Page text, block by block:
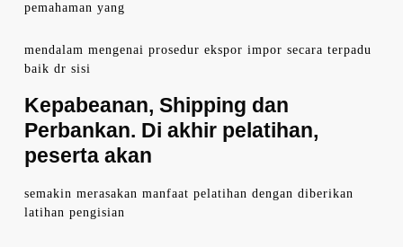
pemahaman yang
mendalam mengenai prosedur ekspor impor secara terpadu
baik dr sisi
Kepabeanan, Shipping dan
Perbankan. Di akhir pelatihan,
peserta akan
semakin merasakan manfaat pelatihan dengan diberikan
latihan pengisian